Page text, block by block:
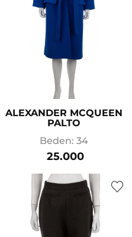
ALEXANDER MCQUEEN
PALTO
Beden: 34
25.000